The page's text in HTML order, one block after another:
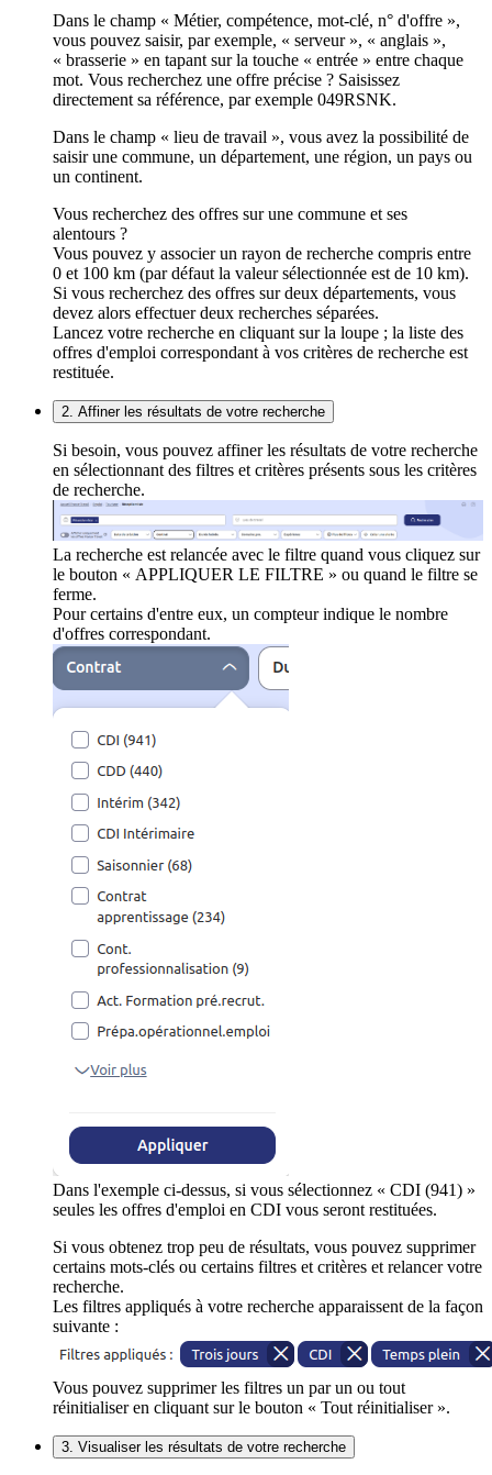
Dans le champ « Métier, compétence, mot-clé, n° d'offre »,
vous pouvez saisir, par exemple, « serveur », « anglais »,
« brasserie » en tapant sur la touche « entrée » entre chaque
mot. Vous recherchez une offre précise ? Saisissez
directement sa référence, par exemple 049RSNK.
Dans le champ « lieu de travail », vous avez la possibilité de
saisir une commune, un département, une région, un pays ou
un continent.
Vous recherchez des offres sur une commune et ses
alentours ?
Vous pouvez y associer un rayon de recherche compris entre
0 et 100 km (par défaut la valeur sélectionnée est de 10 km).
Si vous recherchez des offres sur deux départements, vous
devez alors effectuer deux recherches séparées.
Lancez votre recherche en cliquant sur la loupe ; la liste des
offres d'emploi correspondant à vos critères de recherche est
restituée.
2. Affiner les résultats de votre recherche
Si besoin, vous pouvez affiner les résultats de votre recherche
en sélectionnant des filtres et critères présents sous les critères
de recherche.
La recherche est relancée avec le filtre quand vous cliquez sur
le bouton « APPLIQUER LE FILTRE » ou quand le filtre se
ferme.
Pour certains d'entre eux, un compteur indique le nombre
d'offres correspondant.
Dans l'exemple ci-dessus, si vous sélectionnez « CDI (941) »
seules les offres d'emploi en CDI vous seront restituées.
Si vous obtenez trop peu de résultats, vous pouvez supprimer
certains mots-clés ou certains filtres et critères et relancer votre
recherche.
Les filtres appliqués à votre recherche apparaissent de la façon
suivante :
Vous pouvez supprimer les filtres un par un ou tout
réinitialiser en cliquant sur le bouton « Tout réinitialiser ».
3. Visualiser les résultats de votre recherche